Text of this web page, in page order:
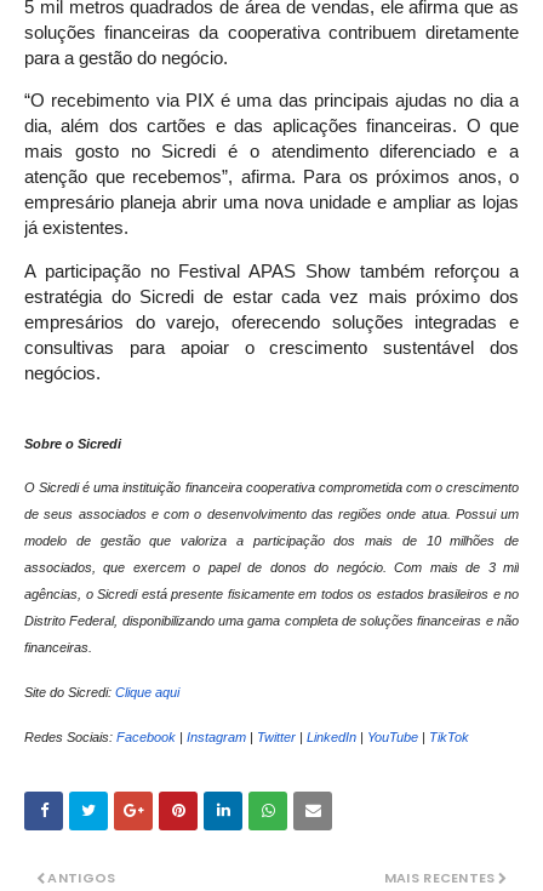
5 mil metros quadrados de área de vendas, ele afirma que as
soluções financeiras da cooperativa contribuem diretamente
para a gestão do negócio.
“O recebimento via PIX é uma das principais ajudas no dia a
dia, além dos cartões e das aplicações financeiras. O que
mais gosto no Sicredi é o atendimento diferenciado e a
atenção que recebemos”, afirma. Para os próximos anos, o
empresário planeja abrir uma nova unidade e ampliar as lojas
já existentes.
A participação no Festival APAS Show também reforçou a
estratégia do Sicredi de estar cada vez mais próximo dos
empresários do varejo, oferecendo soluções integradas e
consultivas para apoiar o crescimento sustentável dos
negócios.
Sobre o Sicredi
O Sicredi é uma instituição financeira cooperativa comprometida com o crescimento
de seus associados e com o desenvolvimento das regiões onde atua. Possui um
modelo de gestão que valoriza a participação dos mais de 10 milhões de
associados, que exercem o papel de donos do negócio. Com mais de 3 mil
agências, o Sicredi está presente fisicamente em todos os estados brasileiros e no
Distrito Federal, disponibilizando uma gama completa de soluções financeiras e não
financeiras.
Site do Sicredi: Clique aqui
Redes Sociais: Facebook | Instagram | Twitter | LinkedIn | YouTube | TikTok
MAIS RECENTES
ANTIGOS